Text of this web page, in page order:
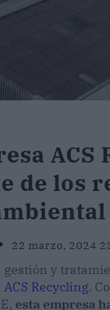
de los
22 marzo, 2024
gestión y
ACS Recycling.
esta empresa